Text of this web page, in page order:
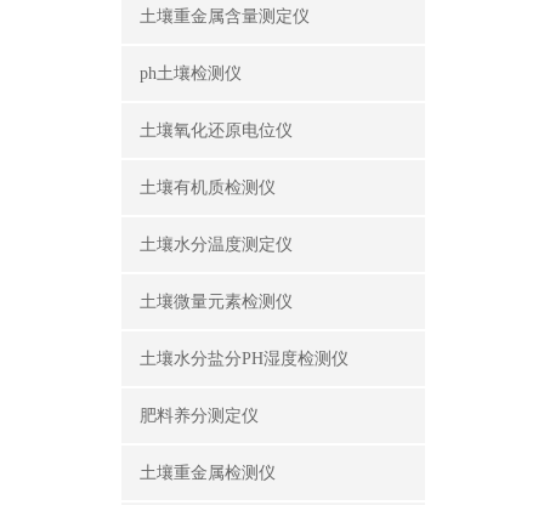
土壤重金属含量测定仪
ph土壤检测仪
土壤氧化还原电位仪
土壤有机质检测仪
土壤水分温度测定仪
土壤微量元素检测仪
土壤水分盐分PH湿度检测仪
肥料养分测定仪
土壤重金属检测仪